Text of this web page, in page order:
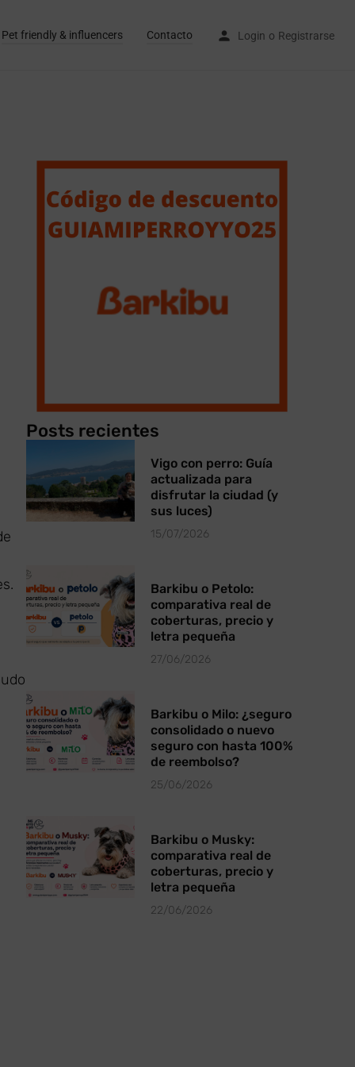
Pet friendly & influencers Contacto Login o Registrarse
Posts recientes
Vigo con perro: Guía
actualizada para
disfrutar la ciudad (y
sus luces)
15/07/2026
Barkibu o Petolo:
comparativa real de
coberturas, precio y
letra pequeña
27/06/2026
Barkibu o Milo: ¿seguro
consolidado o nuevo
seguro con hasta 100%
de reembolso?
25/06/2026
Barkibu o Musky:
comparativa real de
coberturas, precio y
letra pequeña
22/06/2026